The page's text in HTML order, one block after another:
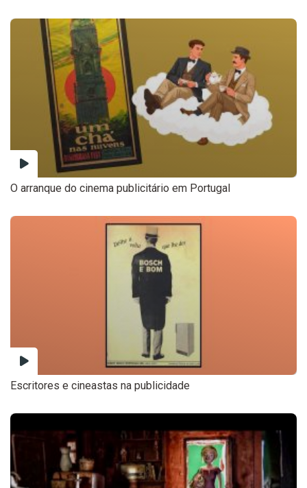
O arranque do cinema publicitário em Portugal
Escritores e cineastas na publicidade